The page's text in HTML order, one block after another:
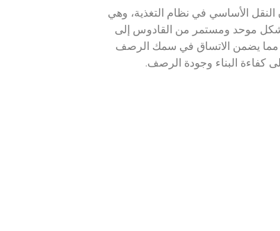
الأساسي في نظام التغذية، وهي
موحد ومستمر من القادوس إلى
مما يضمن الاتساق في سمك الرصف
كفاءة البناء وجودة الرصف.